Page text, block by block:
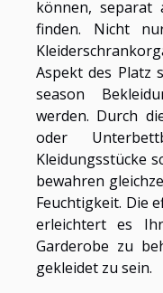
können, separat
finden. Nicht
Aspekt des Platz
season
werden. Durch
oder
Kleidungsstücke
bewahren
Feuchtigkeit. Die
erleichtert es
Garderobe zu
gekleidet zu sein.